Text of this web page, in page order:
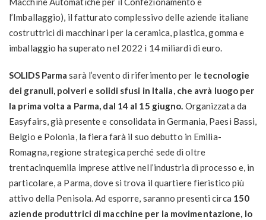
l’Imballaggio), il fatturato complessivo delle aziende italiane
costruttrici di macchinari per la ceramica, plastica, gomma e
imballaggio ha superato nel 2022 i 14 miliardi di euro.
SOLIDS Parma sarà l’evento di riferimento per letecnologie
dei granuli, polveri e solidi sfusi in Italia, che avrà luogo per
la prima volta a Parma, dal 14 al 15 giugno. Organizzata da
Easyfairs, già presente e consolidata in Germania, Paesi Bassi,
Belgio e Polonia, la fiera farà il suo debutto in Emilia-
Romagna, regione strategica perché sede di oltre
trentacinquemila imprese attive nell’industria di processo e, in
particolare, a Parma, dove si trova il quartiere fieristico più
attivo della Penisola. Ad esporre, saranno presenti circa 150
aziende produttrici di macchine per la movimentazione, lo